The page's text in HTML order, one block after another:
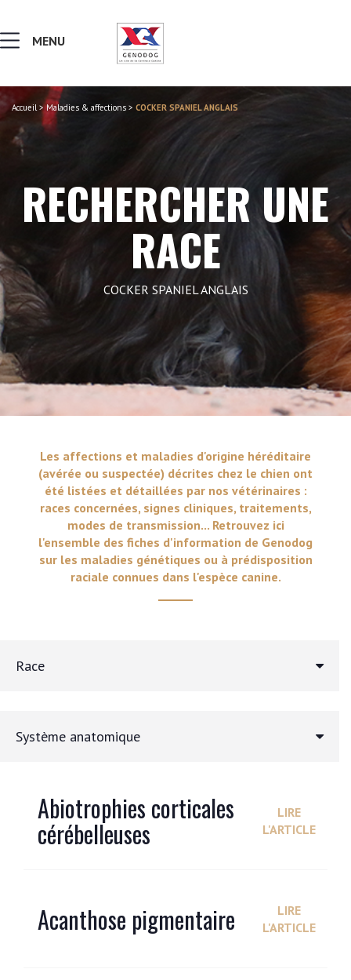
MALADIES & AFFECTIONS
NOTIONS DE GÉNÉTIQUE
RECHERCHER UNE RACE
LEXIQUE
VERS LE SITE SCC.ASSO.FR
MENU
Accueil>Maladies & affections > COCKER SPANIEL ANGLAIS
RECHERCHER UNE
RACE
COCKER SPANIEL ANGLAIS
Les affections et maladies d'origine héréditaire
(avérée ou suspectée) décrites chez le chien ont
été listées et détaillées par nos vétérinaires :
races concernées, signes cliniques, traitements,
modes de transmission... Retrouvez ici
l'ensemble des fiches d'information de Genodog
sur les maladies génétiques ou à prédisposition
raciale connues dans l'espèce canine.
Race
Système anatomique
Abiotrophies corticales
cérébelleuses
LIRE
L'ARTICLE
Acanthose pigmentaire
LIRE
L'ARTICLE